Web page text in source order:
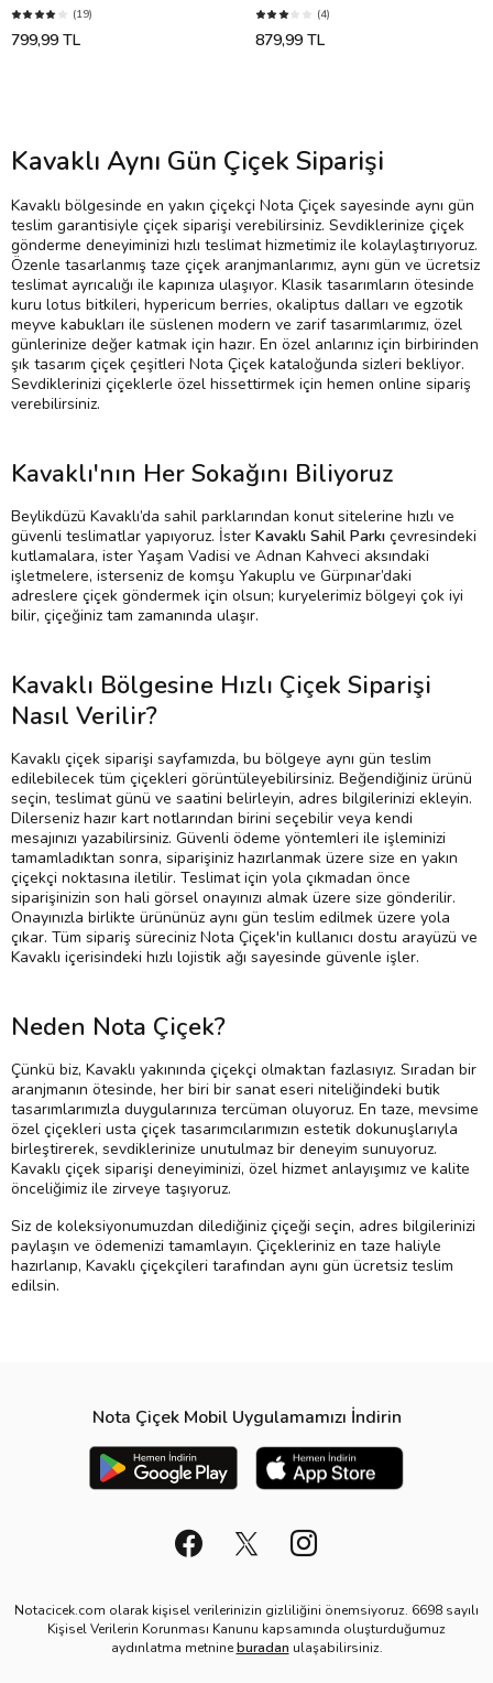
(19)
799,99 TL
(4)
879,99 TL
Kavaklı Aynı Gün Çiçek Siparişi
Kavaklı bölgesinde en yakın çiçekçi Nota Çiçek sayesinde aynı gün
teslim garantisiyle çiçek siparişi verebilirsiniz. Sevdiklerinize çiçek
gönderme deneyiminizi hızlı teslimat hizmetimiz ile kolaylaştırıyoruz.
Özenle tasarlanmış taze çiçek aranjmanlarımız, aynı gün ve ücretsiz
teslimat ayrıcalığı ile kapınıza ulaşıyor. Klasik tasarımların ötesinde
kuru lotus bitkileri, hypericum berries, okaliptus dalları ve egzotik
meyve kabukları ile süslenen modern ve zarif tasarımlarımız, özel
günlerinize değer katmak için hazır. En özel anlarınız için birbirinden
şık tasarım çiçek çeşitleri Nota Çiçek kataloğunda sizleri bekliyor.
Sevdiklerinizi çiçeklerle özel hissettirmek için hemen online sipariş
verebilirsiniz.
Kavaklı'nın Her Sokağını Biliyoruz
Beylikdüzü Kavaklı’da sahil parklarından konut sitelerine hızlı ve
güvenli teslimatlar yapıyoruz. İster Kavaklı Sahil Parkı çevresindeki
kutlamalara, ister Yaşam Vadisi ve Adnan Kahveci aksındaki
işletmelere, isterseniz de komşu Yakuplu ve Gürpınar’daki
adreslere çiçek göndermek için olsun; kuryelerimiz bölgeyi çok iyi
bilir, çiçeğiniz tam zamanında ulaşır.
Kavaklı Bölgesine Hızlı Çiçek Siparişi
Nasıl Verilir?
Kavaklı çiçek siparişi sayfamızda, bu bölgeye aynı gün teslim
edilebilecek tüm çiçekleri görüntüleyebilirsiniz. Beğendiğiniz ürünü
seçin, teslimat günü ve saatini belirleyin, adres bilgilerinizi ekleyin.
Dilerseniz hazır kart notlarından birini seçebilir veya kendi
mesajınızı yazabilirsiniz. Güvenli ödeme yöntemleri ile işleminizi
tamamladıktan sonra, siparişiniz hazırlanmak üzere size en yakın
çiçekçi noktasına iletilir. Teslimat için yola çıkmadan önce
siparişinizin son hali görsel onayınızı almak üzere size gönderilir.
Onayınızla birlikte ürününüz aynı gün teslim edilmek üzere yola
çıkar. Tüm sipariş süreciniz Nota Çiçek'in kullanıcı dostu arayüzü ve
Kavaklı içerisindeki hızlı lojistik ağı sayesinde güvenle işler.
Neden Nota Çiçek?
Çünkü biz, Kavaklı yakınında çiçekçi olmaktan fazlasıyız. Sıradan bir
aranjmanın ötesinde, her biri bir sanat eseri niteliğindeki butik
tasarımlarımızla duygularınıza tercüman oluyoruz. En taze, mevsime
özel çiçekleri usta çiçek tasarımcılarımızın estetik dokunuşlarıyla
birleştirerek, sevdiklerinize unutulmaz bir deneyim sunuyoruz.
Kavaklı çiçek siparişi deneyiminizi, özel hizmet anlayışımız ve kalite
önceliğimiz ile zirveye taşıyoruz.
Siz de koleksiyonumuzdan dilediğiniz çiçeği seçin, adres bilgilerinizi
paylaşın ve ödemenizi tamamlayın. Çiçekleriniz en taze haliyle
hazırlanıp, Kavaklı çiçekçileri tarafından aynı gün ücretsiz teslim
edilsin.
Nota Çiçek Mobil Uygulamamızı İndirin
Notacicek.com olarak kişisel verilerinizin gizliliğini önemsiyoruz. 6698 sayılı
Kişisel Verilerin Korunması Kanunu kapsamında oluşturduğumuz
aydınlatma metnineburadan ulaşabilirsiniz.